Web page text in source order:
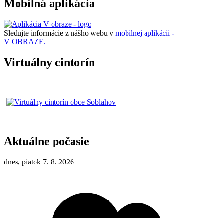
Mobilná aplikácia
Sledujte informácie z nášho webu v mobilnej aplikácii -
V OBRAZE.
Virtuálny cintorín
Aktuálne počasie
dnes, piatok 7. 8. 2026